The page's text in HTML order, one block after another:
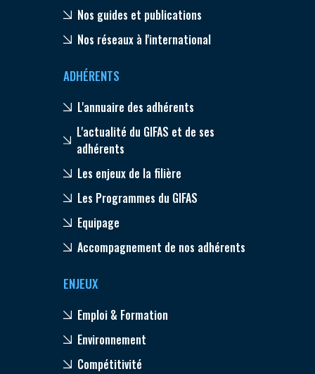
Nos guides et publications
Nos réseaux à l'international
ADHÉRENTS
L'annuaire des adhérents
L'actualité du GIFAS et de ses
adhérents
Les enjeux de la filière
Les Programmes du GIFAS
Equipage
Accompagnement de nos adhérents
ENJEUX
Emploi & Formation
Environnement
Compétitivité